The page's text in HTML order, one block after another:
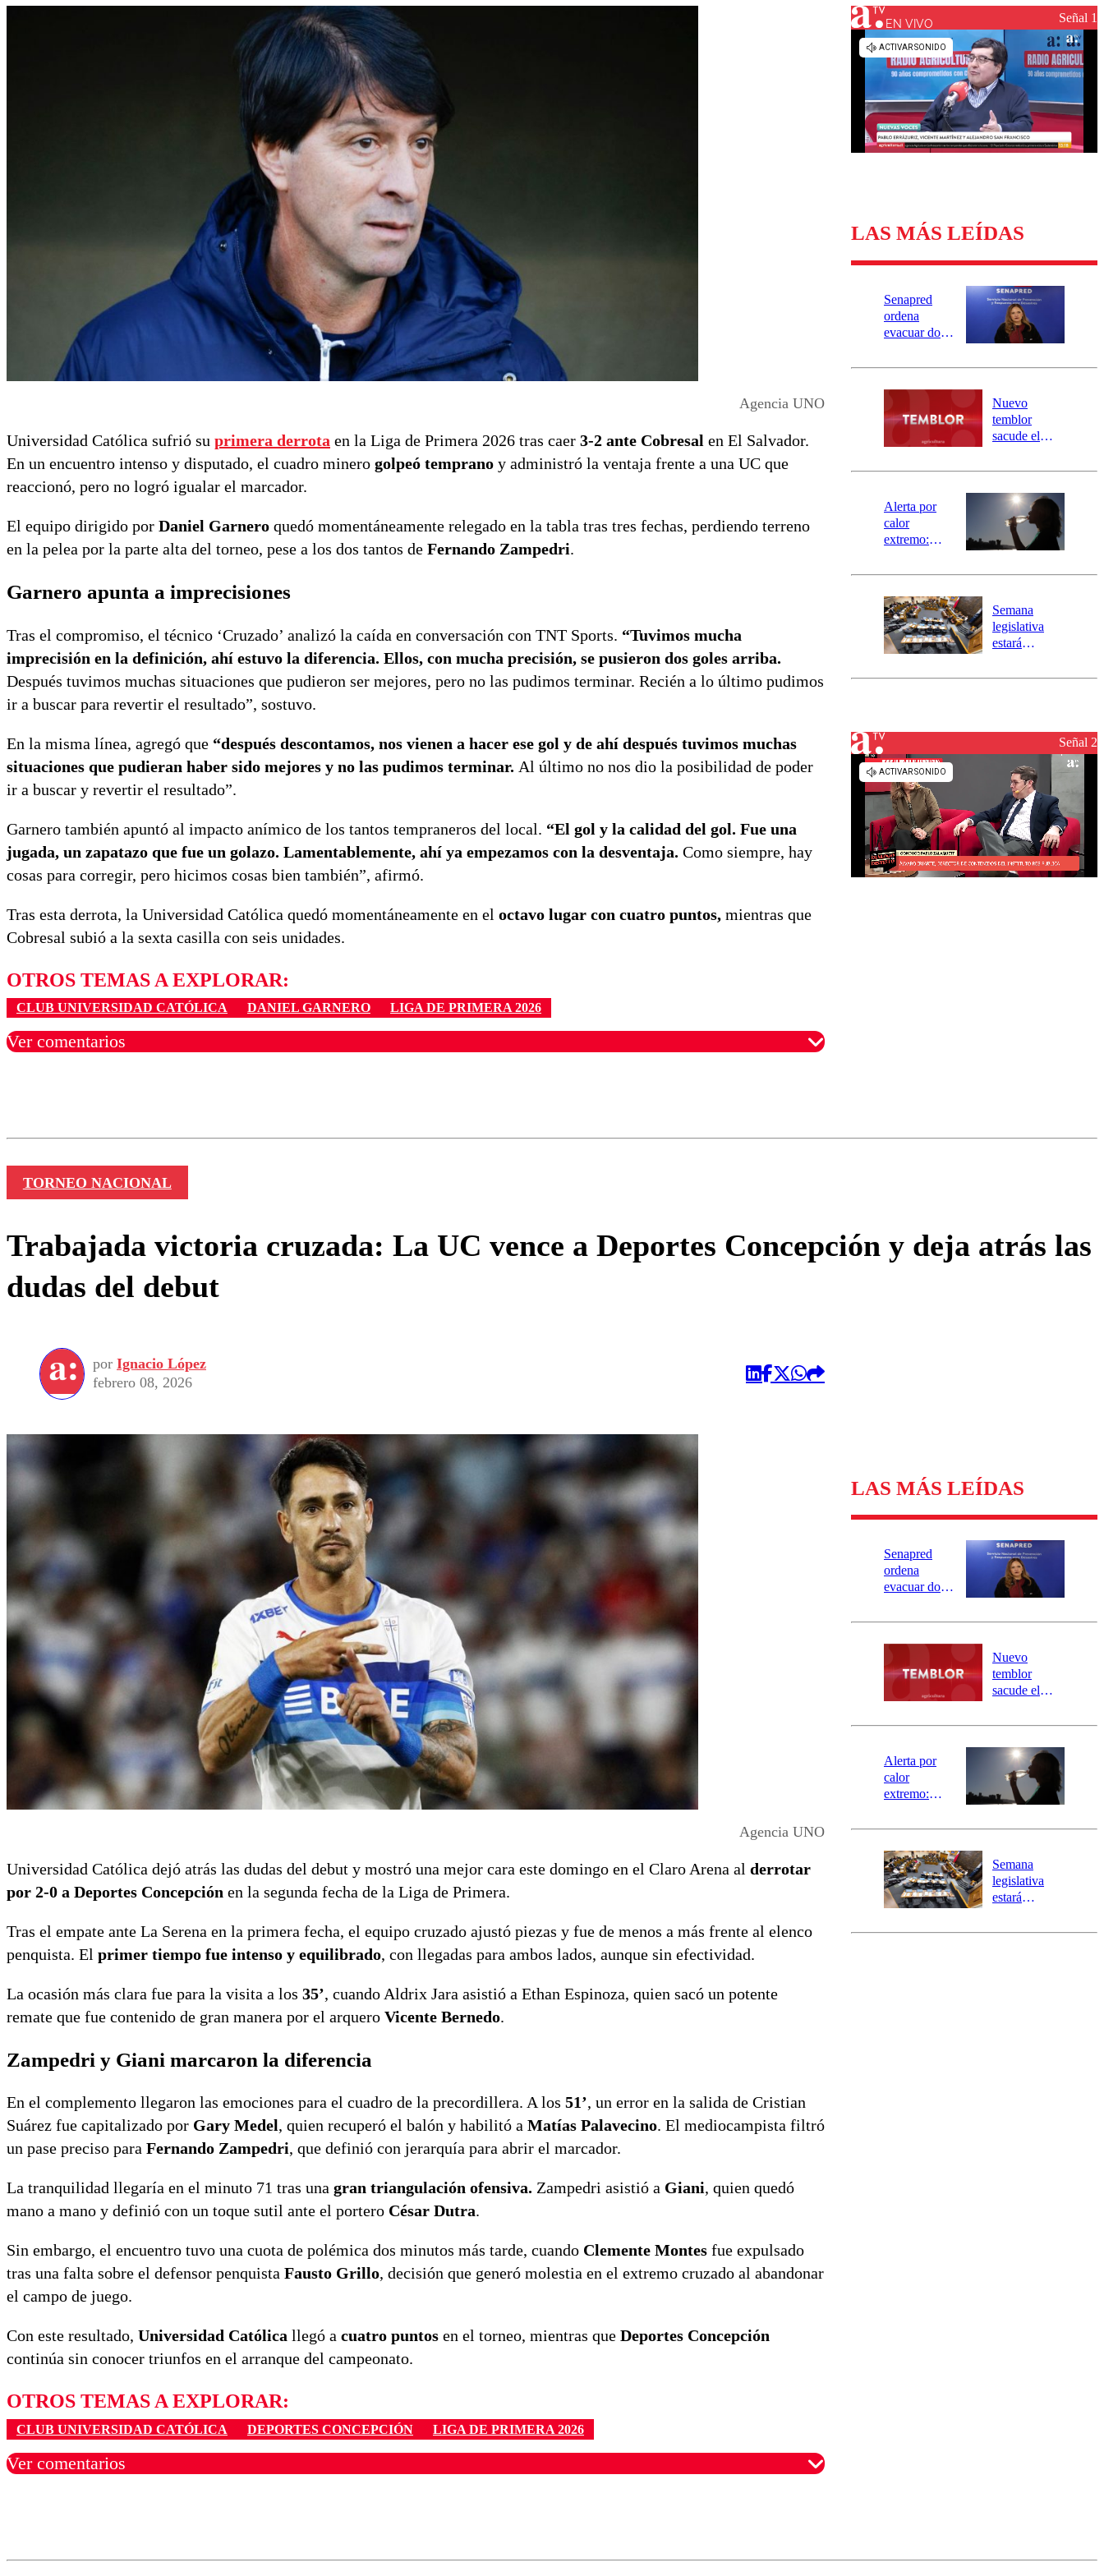
Universidad de Chile
Sustentabilidad
Agencia UNO
Universidad Católica sufrió su primera derrota en la Liga de Primera 2026 tras caer 3-2 ante Cobresal en El Salvador.
En un encuentro intenso y disputado, el cuadro minero golpeó temprano y administró la ventaja frente a una UC que
reaccionó, pero no logró igualar el marcador.
El equipo dirigido por Daniel Garnero quedó momentáneamente relegado en la tabla tras tres fechas, perdiendo terreno
en la pelea por la parte alta del torneo, pese a los dos tantos de Fernando Zampedri.
Garnero apunta a imprecisiones
Tras el compromiso, el técnico ‘Cruzado’ analizó la caída en conversación con TNT Sports. “Tuvimos mucha
imprecisión en la definición, ahí estuvo la diferencia. Ellos, con mucha precisión, se pusieron dos goles arriba.
Después tuvimos muchas situaciones que pudieron ser mejores, pero no las pudimos terminar. Recién a lo último pudimos
ir a buscar para revertir el resultado”, sostuvo.
En la misma línea, agregó que “después descontamos, nos vienen a hacer ese gol y de ahí después tuvimos muchas
situaciones que pudieran haber sido mejores y no las pudimos terminar. Al último no nos dio la posibilidad de poder
ir a buscar y revertir el resultado”.
Garnero también apuntó al impacto anímico de los tantos tempraneros del local. “El gol y la calidad del gol. Fue una
jugada, un zapatazo que fue un golazo. Lamentablemente, ahí ya empezamos con la desventaja. Como siempre, hay
cosas para corregir, pero hicimos cosas bien también”, afirmó.
Tras esta derrota, la Universidad Católica quedó momentáneamente en el octavo lugar con cuatro puntos, mientras que
Cobresal subió a la sexta casilla con seis unidades.
OTROS TEMAS A EXPLORAR:
CLUB UNIVERSIDAD CATÓLICA DANIEL GARNERO LIGA DE PRIMERA 2026
Ver comentarios
EN VIVO Señal 1
LAS MÁS LEÍDAS
Senapred
ordena
evacuar dos
Carahue por
río Damas:
activa
mensajería
SAE
Nuevo
temblor
sacude el
revisa la
epicentro
Alerta por
calor
extremo:
activa Alerta
Preventiva en
tres comunas
Semana
legislativa
estará
el fin de la
reconstrucciónSeñal 2
TORNEO NACIONAL
Trabajada victoria cruzada: La UC vence a Deportes Concepción y deja atrás las
dudas del debut
por Ignacio López
febrero 08, 2026
Agencia UNO
Universidad Católica dejó atrás las dudas del debut y mostró una mejor cara este domingo en el Claro Arena al derrotar
por 2-0 a Deportes Concepción en la segunda fecha de la Liga de Primera.
Tras el empate ante La Serena en la primera fecha, el equipo cruzado ajustó piezas y fue de menos a más frente al elenco
penquista. El primer tiempo fue intenso y equilibrado, con llegadas para ambos lados, aunque sin efectividad.
La ocasión más clara fue para la visita a los 35’, cuando Aldrix Jara asistió a Ethan Espinoza, quien sacó un potente
remate que fue contenido de gran manera por el arquero Vicente Bernedo.
Zampedri y Giani marcaron la diferencia
En el complemento llegaron las emociones para el cuadro de la precordillera. A los 51’, un error en la salida de Cristian
Suárez fue capitalizado por Gary Medel, quien recuperó el balón y habilitó a Matías Palavecino. El mediocampista filtró
un pase preciso para Fernando Zampedri, que definió con jerarquía para abrir el marcador.
La tranquilidad llegaría en el minuto 71 tras una gran triangulación ofensiva. Zampedri asistió a Giani, quien quedó
mano a mano y definió con un toque sutil ante el portero César Dutra.
Sin embargo, el encuentro tuvo una cuota de polémica dos minutos más tarde, cuando Clemente Montes fue expulsado
tras una falta sobre el defensor penquista Fausto Grillo, decisión que generó molestia en el extremo cruzado al abandonar
el campo de juego.
Con este resultado, Universidad Católica llegó a cuatro puntos en el torneo, mientras que Deportes Concepción
continúa sin conocer triunfos en el arranque del campeonato.
OTROS TEMAS A EXPLORAR:
CLUB UNIVERSIDAD CATÓLICA DEPORTES CONCEPCIÓN LIGA DE PRIMERA 2026
Ver comentarios
LAS MÁS LEÍDAS
Senapred
ordena
evacuar dos
Carahue por
río Damas:
activa
mensajería
SAE
Nuevo
temblor
sacude el
revisa la
epicentro
Alerta por
calor
extremo:
activa Alerta
Preventiva en
tres comunas
Semana
legislativa
estará
el fin de la